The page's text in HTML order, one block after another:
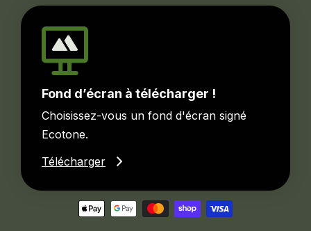
Fond d’écran à télécharger !
Choisissez-vous un fond d'écran signé
Ecotone.
Télécharger